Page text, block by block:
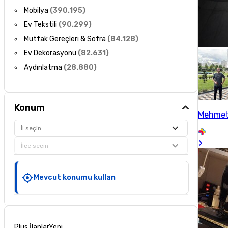
Mobilya (390.195)
Ev Tekstili (90.299)
Mutfak Gereçleri & Sofra (84.128)
Ev Dekorasyonu (82.631)
Aydınlatma (28.880)
Konum
İl seçin
İlçe seçin
Mevcut konumu kullan